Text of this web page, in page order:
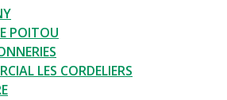
POITOU
LES CORDELIERS